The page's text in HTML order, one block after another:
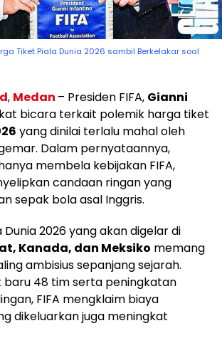
Tiket Piala Dunia 2026 sambil Berkelakar soal
, Medan – Presiden FIFA, Gianni
bicara terkait polemik harga tiket
yang dinilai terlalu mahal oleh
Dalam pernyataannya,
membela kebijakan FIFA,
candaan ringan yang
sepak bola asal Inggris.
Dunia 2026 yang akan digelar di
Kanada, dan Meksiko memang
ambisius sepanjang sejarah.
48 tim serta peningkatan
FIFA mengklaim biaya
dikeluarkan juga meningkat